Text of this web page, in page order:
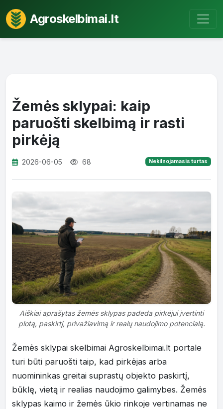
Agroskelbimai.lt
Žemės sklypai: kaip
paruošti skelbimą ir rasti
pirkėją
2026-06-05 68 Nekilnojamasis turtas
Aiškiai aprašytas žemės sklypas padeda pirkėjui įvertinti
plotą, paskirtį, privažiavimą ir realų naudojimo potencialą.
Žemės sklypai skelbimai Agroskelbimai.lt portale
turi būti paruošti taip, kad pirkėjas arba
nuomininkas greitai suprastų objekto paskirtį,
būklę, vietą ir realias naudojimo galimybes. Žemės
sklypas kaimo ir žemės ūkio rinkoje vertinamas ne